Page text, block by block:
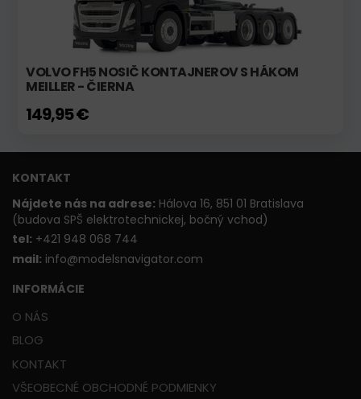
VOLVO FH5 NOSIČ KONTAJNEROV S HÁKOM
MEILLER - ČIERNA
149,95 €
KONTAKT
Nájdete nás na adrese: Hálova 16, 851 01 Bratislava
(budova SPŠ elektrotechnickej, bočný vchod)
tel: +421 948 068 744
mail: info@modelsnavigator.com
INFORMÁCIE
O NÁS
BLOG
KONTAKT
VŠEOBECNÉ OBCHODNÉ PODMIENKY